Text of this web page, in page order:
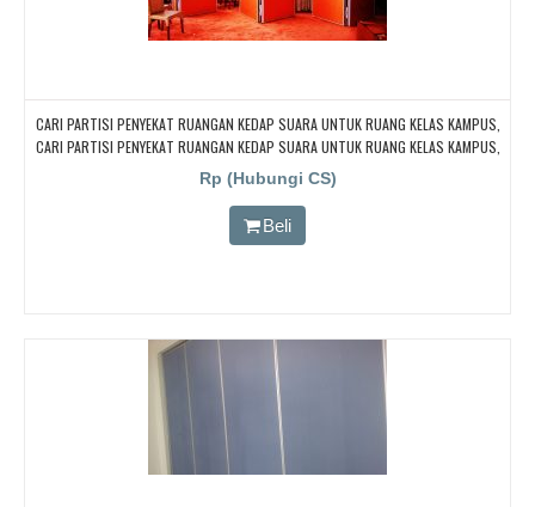
CARI PARTISI PENYEKAT RUANGAN KEDAP SUARA UNTUK RUANG KELAS KAMPUS,
CARI PARTISI PENYEKAT RUANGAN KEDAP SUARA UNTUK RUANG KELAS KAMPUS,
CARI PARTISI PENYEKAT RUANGAN KEDAP SUARA UNTUK RUANG KELAS KAMPUS,
CARI PARTISI PENYEKAT RUANGAN KEDAP SUARA UNTUK RUANG KELAS KAMPUS,
CARI PARTISI PENYEKAT RUANGAN KEDAP SUARA UNTUK RUANG KELAS KAMPUS
Rp (Hubungi CS)
Beli